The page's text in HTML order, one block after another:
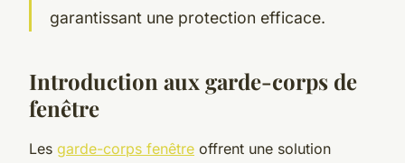
garantissant une protection efficace.
Introduction aux garde-corps de
fenêtre
Les garde-corps fenêtre offrent une solution